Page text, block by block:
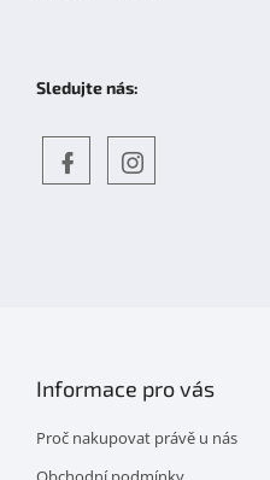
Sledujte nás:
Informace pro vás
Proč nakupovat právě u nás